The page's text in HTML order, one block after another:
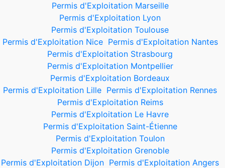
Permis d'Exploitation Marseille
Permis d'Exploitation Lyon
Permis d'Exploitation Toulouse
Permis d'Exploitation Nice Permis d'Exploitation Nantes
Permis d'Exploitation Strasbourg
Permis d'Exploitation Montpellier
Permis d'Exploitation Bordeaux
Permis d'Exploitation Lille Permis d'Exploitation Rennes
Permis d'Exploitation Reims
Permis d'Exploitation Le Havre
Permis d'Exploitation Saint-Étienne
Permis d'Exploitation Toulon
Permis d'Exploitation Grenoble
Permis d'Exploitation Dijon Permis d'Exploitation Angers